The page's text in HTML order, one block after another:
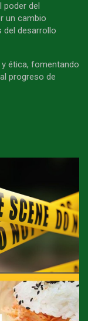
poder del
un cambio
del desarrollo
ética, fomentando
progreso de